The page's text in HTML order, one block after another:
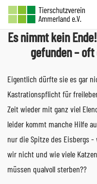
Skip
content
Es nimmt kein
gefunden –
Eigentlich dürfte sie es gar
Kastrationspflicht für
Zeit wieder mit ganz viel
leider kommt manche Hilfe
nur die Spitze des Eisbergs
wir nicht und wie viele
müssen qualvoll sterben??